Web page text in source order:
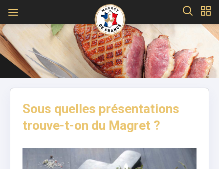
Sous quelles présentations
trouve-t-on du Magret ?